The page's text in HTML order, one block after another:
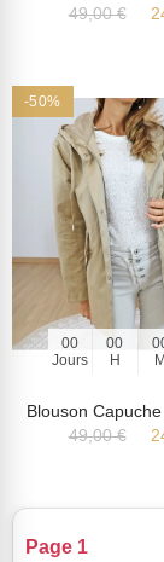
49,00 €
-50%
00
Jours
00
H
M
Blouson
49,00 €
Page 1